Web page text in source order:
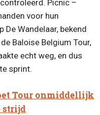
Picnic –
voor hun
De Wandelaar, bekend
Baloise Belgium Tour,
echt weg, en dus
sprint.
Tour onmiddellijk
strijd